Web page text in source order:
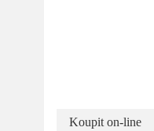
Koupit on-line